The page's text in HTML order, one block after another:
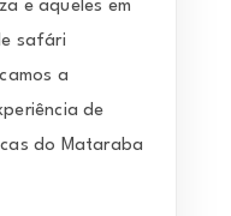
e aqueles em
safári
a
de
do Mataraba